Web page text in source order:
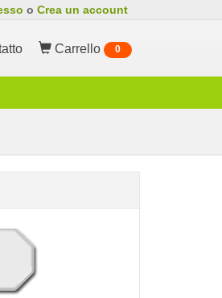
o Crea un account
Carrello 0